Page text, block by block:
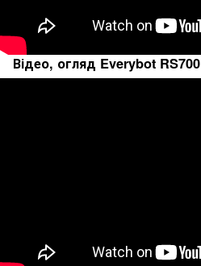
Відео, огляд Everybot RS700